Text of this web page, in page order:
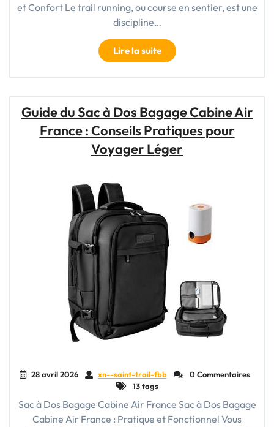
et Confort Le trail running, ou course en sentier, est une
discipline…
Lire la suite"Découvrez
l’Excellence
du
avec
Asics"
Guide du Sac à Dos Bagage Cabine Air
France : Conseils Pratiques pour
Voyager Léger
28 avril 2026 xn--saint-trail-fbb
0 Commentaires
13 tags
Sac à Dos Bagage Cabine Air France Sac à Dos Bagage
Cabine Air France : Pratique et Fonctionnel Vous